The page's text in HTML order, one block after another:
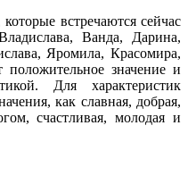
встречаются сейчас
Ванда, Дарина,
Яромила, Красомира,
значение и
Для характеристик
как славная, добрая,
счастливая, молодая и